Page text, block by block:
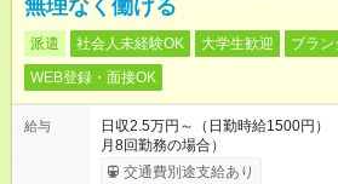
無理なく働ける
派遣 社会人未経験OK 大学生歓迎
ブラン
WEB登録・面接OK
給与
日収2.5万円～（日勤時給1500円
月8回勤務の場合）
交通費別途支給あり